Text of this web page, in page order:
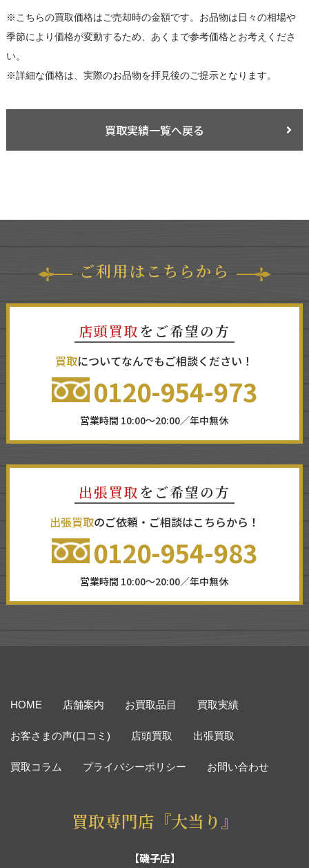
※こちらの買取価格はご売却時の金額です。お品物は日々の相場や
季節により価格が変動するため、あくまで参考価格とお考えくださ
い。
※詳細な価格は、実際のお品物を拝見後のご提示となります。
買取実績一覧へ戻る
ご利用はこちらから
店頭買取 をご希望の方
買取についてなんでもご相談ください！
0120-954-973
営業時間 10:00～20:00／年中無休
出張買取 をご希望の方
出張買取のご依頼・ご相談はこちらから！
0120-954-983
営業時間 10:00～20:00／年中無休
HOME 店舗案内 お買取品目 買取実績
お客さまの声(口コミ) 店頭買取 出張買取
買取コラム プライバシーポリシー お問い合わせ
買取専門店『大当り』
【磯子店】